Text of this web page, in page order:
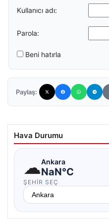
Kullanıcı adı:
Parola:
Beni hatırla
Paylaş:
Hava Durumu
☁Ankara
NaN°C
ŞEHIR SEÇ